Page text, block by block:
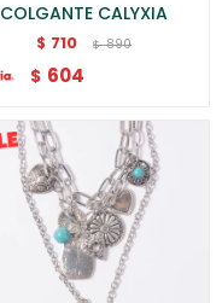
COLGANTE CALYXIA
$ 710 $ 890
$ 604